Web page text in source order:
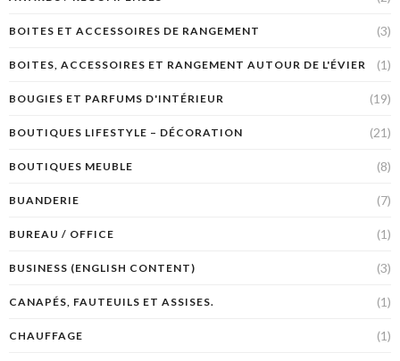
BOITES ET ACCESSOIRES DE RANGEMENT (3)
BOITES, ACCESSOIRES ET RANGEMENT AUTOUR DE L'ÉVIER (1)
BOUGIES ET PARFUMS D'INTÉRIEUR (19)
BOUTIQUES LIFESTYLE – DÉCORATION (21)
BOUTIQUES MEUBLE (8)
BUANDERIE (7)
BUREAU / OFFICE (1)
BUSINESS (ENGLISH CONTENT) (3)
CANAPÉS, FAUTEUILS ET ASSISES. (1)
CHAUFFAGE (1)